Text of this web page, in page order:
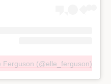
Ferguson (@elle_ferguson)